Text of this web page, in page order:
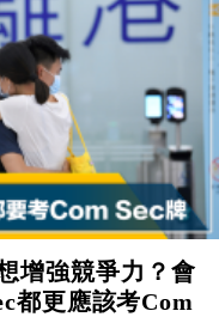
增強競爭力？會
都更應該考Com